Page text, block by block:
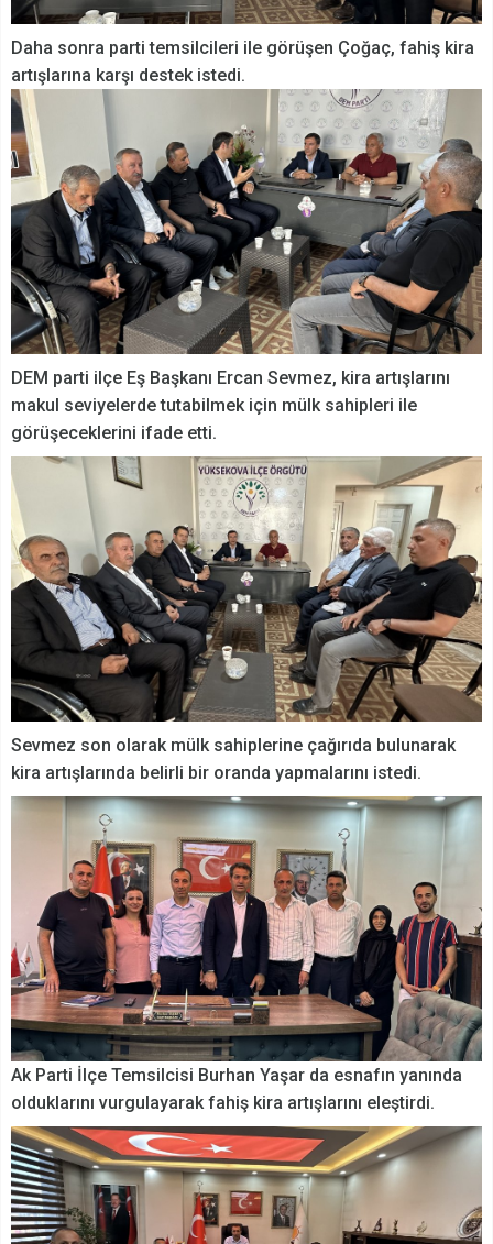
Daha sonra parti temsilcileri ile görüşen Çoğaç, fahiş kira
artışlarına karşı destek istedi.
DEM parti ilçe Eş Başkanı Ercan Sevmez, kira artışlarını
makul seviyelerde tutabilmek için mülk sahipleri ile
görüşeceklerini ifade etti.
Sevmez son olarak mülk sahiplerine çağırıda bulunarak
kira artışlarında belirli bir oranda yapmalarını istedi.
Ak Parti İlçe Temsilcisi Burhan Yaşar da esnafın yanında
olduklarını vurgulayarak fahiş kira artışlarını eleştirdi.